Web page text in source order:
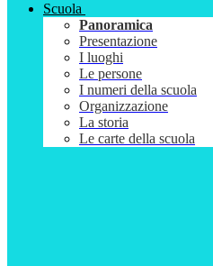
Scuola
Panoramica
Presentazione
I luoghi
Le persone
I numeri della scuola
Organizzazione
La storia
Le carte della scuola